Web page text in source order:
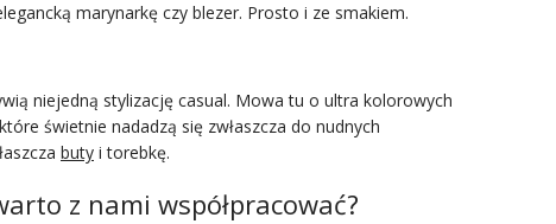
marynarkę czy blezer. Prosto i ze smakiem.
niejedną stylizację casual. Mowa tu o ultra kolorowych
świetnie nadadzą się zwłaszcza do nudnych
buty i torebkę.
z nami współpracować?